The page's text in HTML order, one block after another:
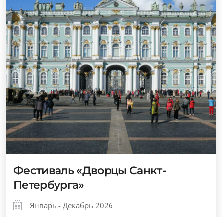
Фестиваль «Дворцы Санкт-
Петербурга»
Январь - Декабрь 2026